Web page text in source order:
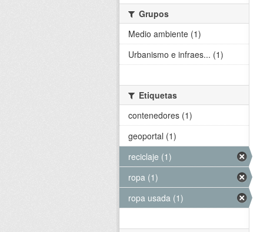
Grupos
Medio ambiente (1)
Urbanismo e infraes... (1)
Etiquetas
contenedores (1)
geoportal (1)
reciclaje (1)
ropa (1)
ropa usada (1)